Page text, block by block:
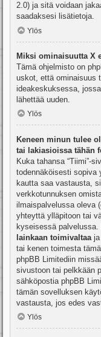
2.0) ja sitä voidaan
saadaksesi lisätietoja.
Ylös
Miksi ominaisuutta X
Tämä ohjelmisto on
uskot, että ominaisuus
ideakeskuksessa ,
lähettää uuden.
Ylös
Keneen minun tulee
tai lakiasioissa tähän
Kuka tahansa “Tiimi”-
todennäköisesti
kautta saa vastausta,
verkkotunnuksen
ilmaispalvelussa oleva
yhteyttä ylläpitoon tai
kyseisessä palvelussa.
lainkaan toimivaltaa
tai kenen toimesta
phpBB Limitediin
sivustoon tai pelkkään
sähköpostia phpBB
tämän sovelluksen
vastausta, jos edes
Ylös